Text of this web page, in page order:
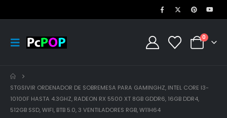
0
STGSIVIR ORDENADOR DE SOBREMESA PARA GAMINGHZ, INTEL CORE I3-
10100F HASTA 4.3GHZ, RADEON RX 5500 XT 8GB GDDR6, 16GB DDR4,
512GB SSD, WIFI, BTB 5.0, 3 VENTILADORES RGB, W11H64